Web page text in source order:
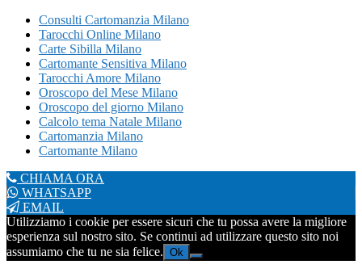
Consulti Cartomanzia Milano
Tarocchi Online Milano
Carte Sibilla Milano
Cartomante Sensitiva Milano
Tarocchi Amore Milano
Oroscopo del Mese Milano
Oroscopo del giorno Milano
Calcolo tema Natale Milano
Cartomanzia Milano
Cartomante Milano
CHIAMA ORA
WHATSAPP
EMAIL
Utilizziamo i cookie per essere sicuri che tu possa avere la migliore
esperienza sul nostro sito. Se continui ad utilizzare questo sito noi
assumiamo che tu ne sia felice. Ok